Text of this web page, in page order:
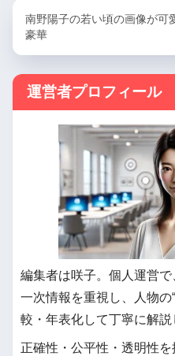
南野陽子の若い頃の画像が可
豪華
運営者プロフィール
編集者は咲子。個人運営
一次情報を重視し、人物の
較・年表化して丁寧に解説
正確性・公平性・透明性